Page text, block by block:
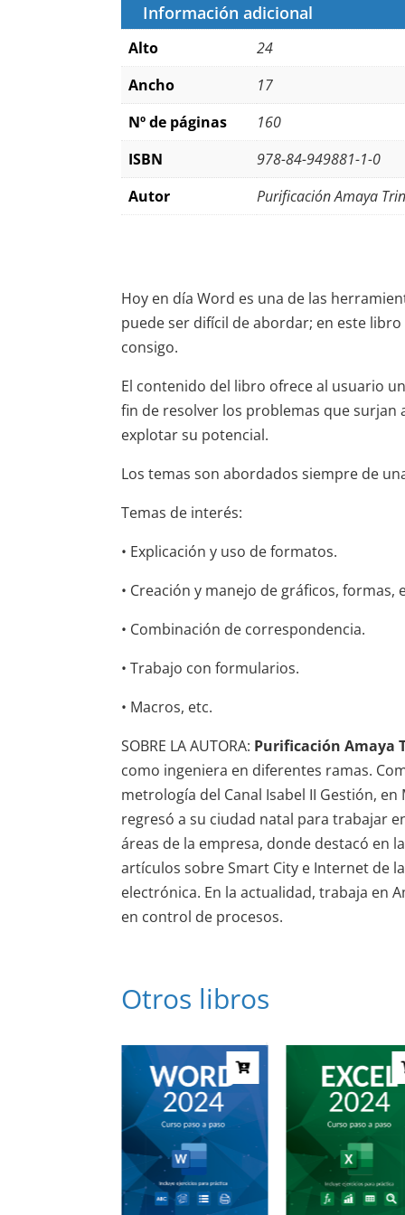
Información adicional
Alto
24
Ancho
17
Nº de páginas
160
ISBN
978-84-949881-1-0
Autor
Purificación Amaya
Hoy en día Word es una de las
puede ser difícil de abordar; en este
consigo.
El contenido del libro ofrece al usuario
fin de resolver los problemas que surjan
explotar su potencial.
Los temas son abordados siempre de
Temas de interés:
• Explicación y uso de formatos.
• Creación y manejo de gráficos, formas,
• Combinación de correspondencia.
• Trabajo con formularios.
• Macros, etc.
SOBRE LA AUTORA: Purificación Amaya
como ingeniera en diferentes ramas.
metrología del Canal Isabel II Gestión,
regresó a su ciudad natal para trabajar
áreas de la empresa, donde destacó en
artículos sobre Smart City e Internet de
electrónica. En la actualidad, trabaja en
en control de procesos.
Otros libros